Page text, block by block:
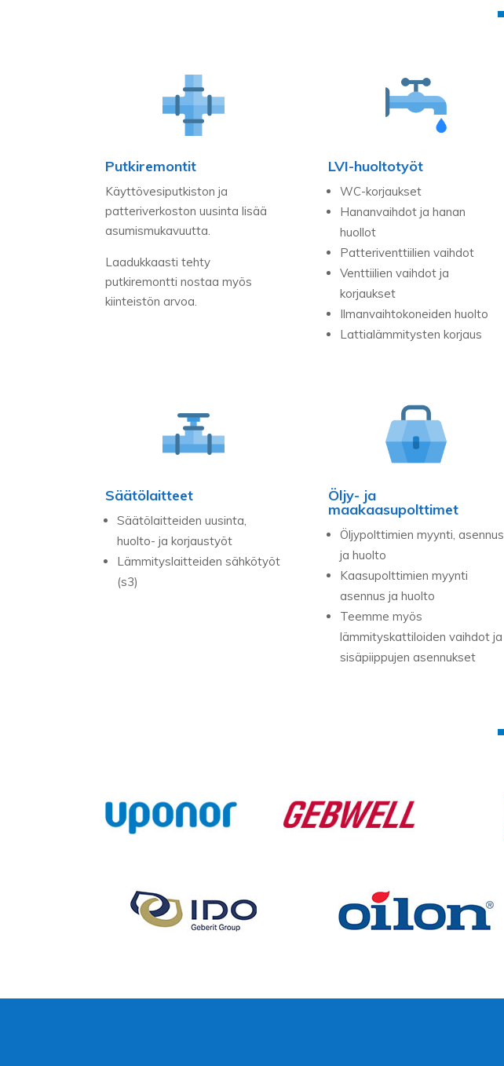
Putkiremontit
Käyttövesiputkiston ja
patteriverkoston uusinta lisää
asumismukavuutta.
Laadukkaasti tehty
putkiremontti nostaa myös
kiinteistön arvoa.
LVI-huoltotyöt
WC-korjaukset
Hananvaihdot ja hanan
huollot
Patteriventtiilien vaihdot
Venttiilien vaihdot ja
korjaukset
Ilmanvaihtokoneiden huolto
Lattialämmitysten korjaus
Säätölaitteet
Säätölaitteiden uusinta,
huolto- ja korjaustyöt
Lämmityslaitteiden sähkötyöt
(s3)
Öljy- ja
maakaasupolttimet
Öljypolttimien myynti, asennus
ja huolto
Kaasupolttimien myynti
asennus ja huolto
Teemme myös
lämmityskattiloiden vaihdot ja
sisäpiippujen asennukset